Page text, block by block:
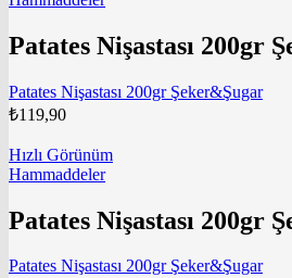
Patates Nişastası 200gr
Patates Nişastası 200gr Şeker&Şugar
₺119,90
Hızlı Görünüm
Hammaddeler
Patates Nişastası 200gr
Patates Nişastası 200gr Şeker&Şugar